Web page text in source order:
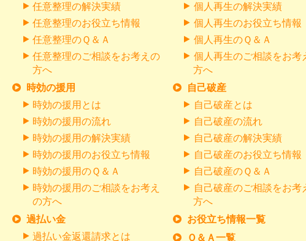
任意整理の解決実績
任意整理のお役立ち情報
任意整理のＱ＆Ａ
任意整理のご相談をお考えの
方へ
時効の援用
時効の援用とは
時効の援用の流れ
時効の援用の解決実績
時効の援用のお役立ち情報
時効の援用のＱ＆Ａ
時効の援用のご相談をお考え
の方へ
過払い金
過払い金返還請求とは
個人再生の解決実績
個人再生のお役立ち情報
個人再生のＱ＆Ａ
個人再生のご相談をお考
方へ
自己破産
自己破産とは
自己破産の流れ
自己破産の解決実績
自己破産のお役立ち情報
自己破産のＱ＆Ａ
自己破産のご相談をお考
方へ
お役立ち情報一覧
Ｑ＆Ａ一覧